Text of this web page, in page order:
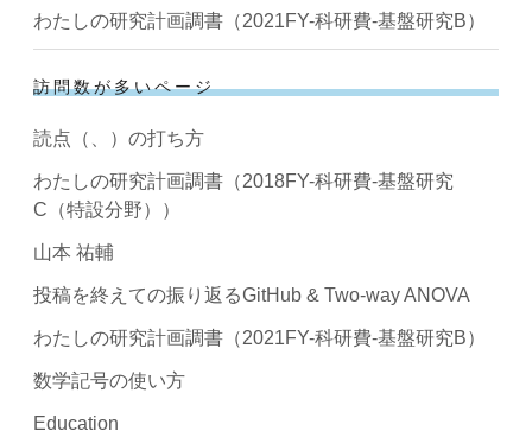
わたしの研究計画調書（2021FY-科研費-基盤研究B）
訪問数が多いページ
読点（、）の打ち方
わたしの研究計画調書（2018FY-科研費-基盤研究
C（特設分野））
山本 祐輔
投稿を終えての振り返るGitHub & Two-way ANOVA
わたしの研究計画調書（2021FY-科研費-基盤研究B）
数学記号の使い方
Education